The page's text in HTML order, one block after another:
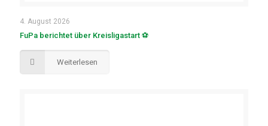
4. August 2026
FuPa berichtet über Kreisligastart ⚽
Weiterlesen